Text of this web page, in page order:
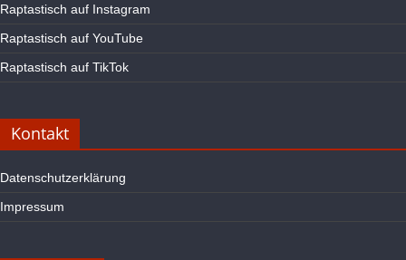
Raptastisch auf Instagram
Raptastisch auf YouTube
Raptastisch auf TikTok
Kontakt
Datenschutzerklärung
Impressum